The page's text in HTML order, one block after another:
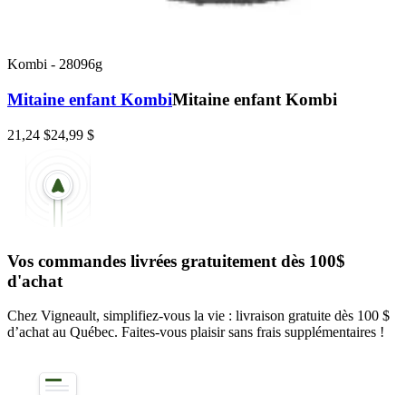
Kombi - 28096g
Mitaine enfant KombiMitaine enfant Kombi
21,24 $24,99 $
Vos commandes livrées gratuitement dès 100$
d'achat
Chez Vigneault, simplifiez-vous la vie : livraison gratuite dès 100 $
d’achat au Québec. Faites-vous plaisir sans frais supplémentaires !